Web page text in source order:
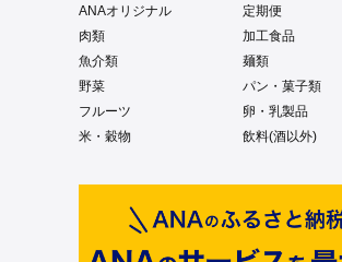
ANAオリジナル 定期便
肉類
加工食品
魚介類
麺類
野菜
パン・菓子類
フルーツ
卵・乳製品
米・穀物
飲料(酒以外)